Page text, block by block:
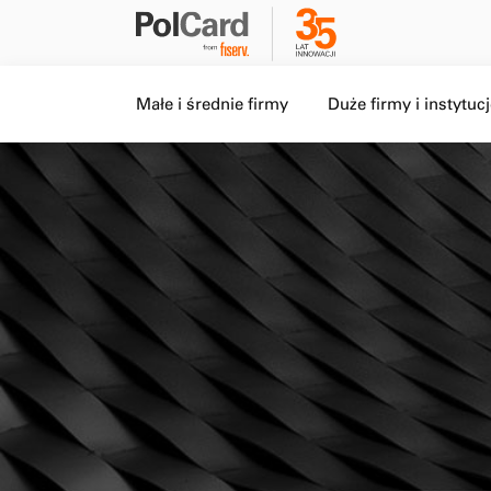
Level 1 menu, Item 1 of 5,
Małe i średnie firmy Level 1 menu, Item 2
Duże firmy i